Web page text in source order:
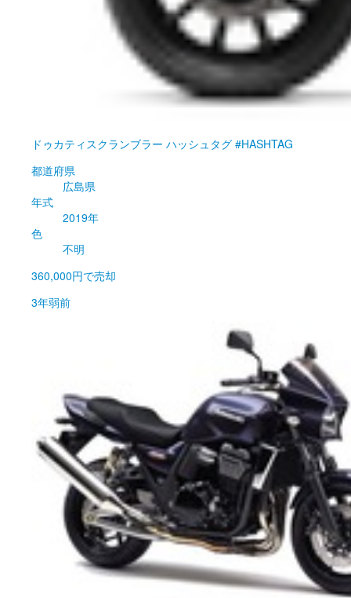
ドゥカティ スクランブラー ハッシュタグ #HASHTAG
都道府県
広島県
年式
2019年
色
不明
360,000円で売却
3年弱前